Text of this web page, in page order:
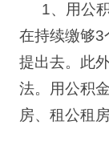
1、用公
在持续缴够3
提出去。此
法。用公积
房、租公租